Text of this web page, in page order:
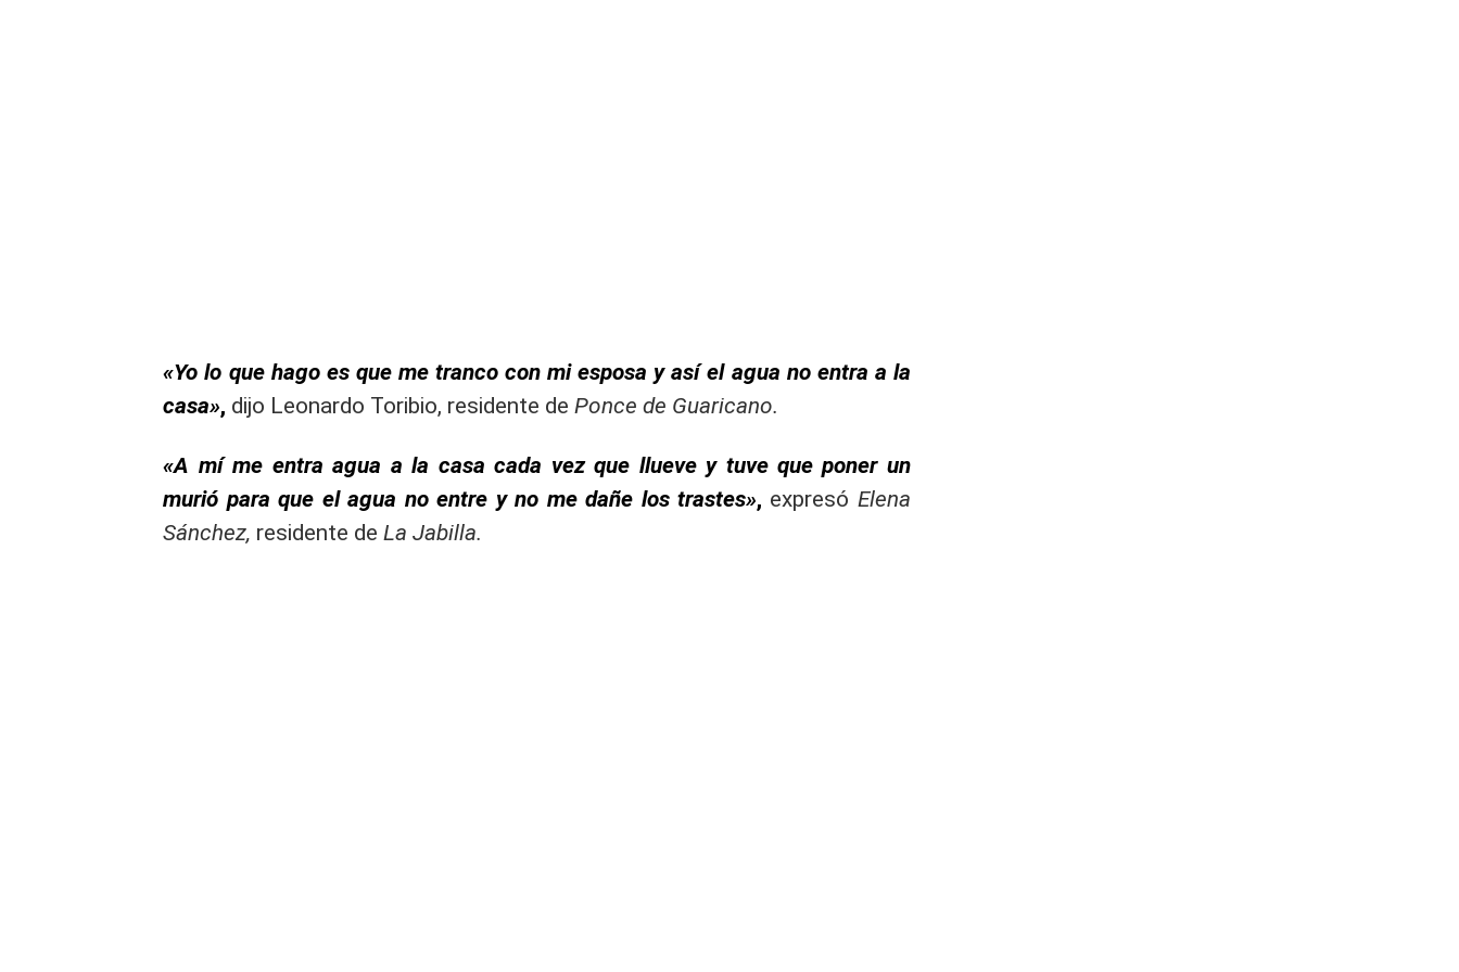
«Yo lo que hago es que me tranco con mi esposa y así el agua no entra a la
casa», dijo Leonardo Toribio, residente dePonce de Guaricano.
«A mí me entra agua a la casa cada vez que llueve y tuve que poner un
murió para que el agua no entre y no me dañe los trastes», expresó Elena
Sánchez, residente deLa Jabilla.